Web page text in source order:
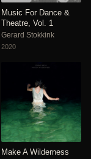
Music For Dance &
Theatre, Vol. 1
Gerard Stokkink
2020
Make A Wilderness